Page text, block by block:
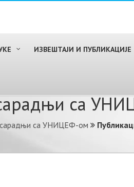
ИЗВЕШТАЈИ И ПУБЛИКАЦИЈЕ
са
са УНИЦЕФ-ом